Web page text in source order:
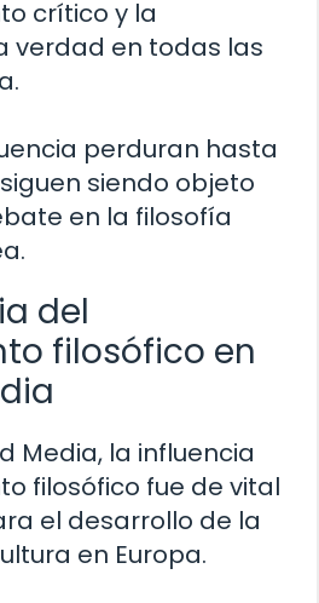
crítico y la
verdad en todas las
perduran hasta
siendo objeto
en la filosofía
del
filosófico en
Media, la influencia
filosófico fue de vital
el desarrollo de la
en Europa.